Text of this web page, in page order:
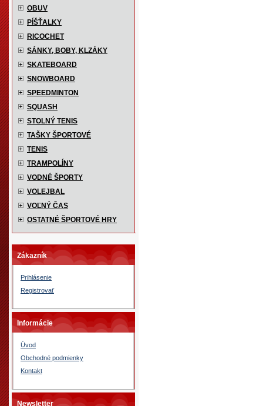
OBUV
PÍŠŤALKY
RICOCHET
SÁNKY, BOBY, KLZÁKY
SKATEBOARD
SNOWBOARD
SPEEDMINTON
SQUASH
STOLNÝ TENIS
TAŠKY ŠPORTOVÉ
TENIS
TRAMPOLÍNY
VODNÉ ŠPORTY
VOLEJBAL
VOĽNÝ ČAS
OSTATNÉ ŠPORTOVÉ HRY
Zákazník
Prihlásenie
Registrovať
Informácie
Úvod
Obchodné podmienky
Kontakt
Newsletter